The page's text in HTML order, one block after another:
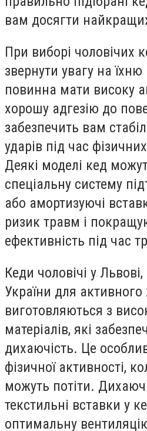
вам досягти
При виборі чоловічих
звернути увагу на
повинна мати високу
хорошу адгезію до
забезпечить вам
ударів під час
Деякі моделі кед
спеціальну систему
або амортизуючі
ризик травм і
ефективність під час
Кеди чоловічі у
України для активного
виготовляються з
матеріалів, які
дихаючість. Це
фізичної активності,
можуть потіти.
текстильні вставки у
оптимальну